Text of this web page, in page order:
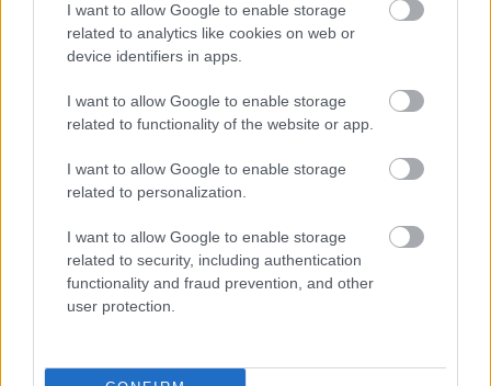
I want to allow Google to enable storage
related to analytics like cookies on web or
device identifiers in apps.
I want to allow Google to enable storage
related to functionality of the website or app.
I want to allow Google to enable storage
related to personalization.
I want to allow Google to enable storage
related to security, including authentication
functionality and fraud prevention, and other
user protection.
megegyezik a címmel, valamikor az ’50-es, ’60-as
években járunk. Itt él a rendkívül zárkózott, furcsa
férfi, John, aki szabadidejében gyerekes hobbiknak
hódol, egyébként meg aktatologató a helyi bankban.
A közösség elismeri a fiatalember szorgalmát, ám
senki sem tudja, valójában milyen. Egy napon aztán
a kormányzó-választás jelöltjének feldíszített vonata
kisiklik, a mozdony pedig éppen John udvarán
landol, ahol kis híján agyoncsap egy fiatal nőt, akit a
helyszínre érkező lakosok közül még sosem látott
senki. Az Emmaként bemutatkozó teremtésről úgy
látszik, hogy hősünk felesége, ám valójában egészen
másvalaki. John és Emma ugyanaz az ember (Cillian
egyik sem tudja, miket tesz a másik. A vonatban rejlő